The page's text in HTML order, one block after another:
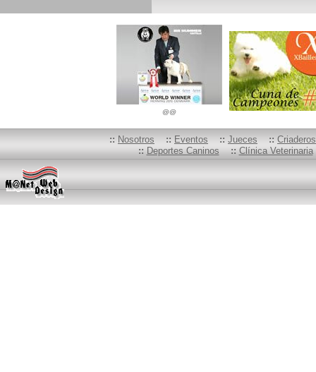
@@
:: Nosotros :: Eventos :: Jueces ::
:: Deportes Caninos :: Clínica Veterinaria